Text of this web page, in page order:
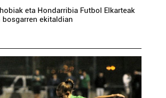
eta Hondarribia Futbol Elkarteak
ekitaldian